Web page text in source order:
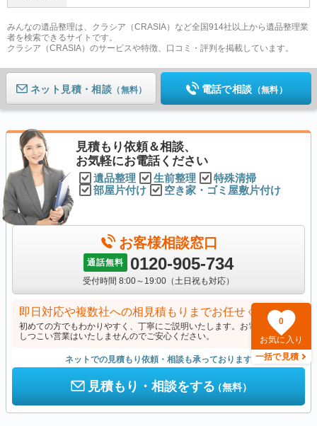
0
お気に入り
一括で見積
みんなの遺品整理は、クラシア（CRASIA）など全国914社以上から遺品整理業
者を検索できるサイトです。
クラシア（CRASIA）のサービスや特徴、口コミ・評判を掲載しています。
ネット見積 （無料） 電話で相談 （無料）
見積もり依頼＆相談、
お気軽にお電話ください
遺品整理 生前整理
特殊清掃
部屋片付け
空き家・ゴミ屋敷片付け
お客様相談窓口
通話無料 0120-905-734
受付時間 8:00～19:00（土日祝も対応）
即日対応や複数社への相見積もりまでお任せください
初めての方でもわかりやすく、丁寧にご説明いたします。お電話の後に
しつこい営業はいたしませんのでご安心ください。
ネットでの見積もり依頼・相談も承っております
見積もり・相談をする（無料）